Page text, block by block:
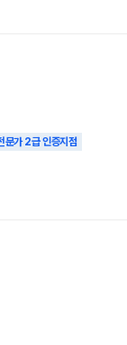
문가 2급 인증지점